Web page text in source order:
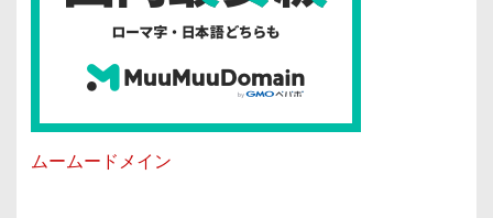
ムームードメイン